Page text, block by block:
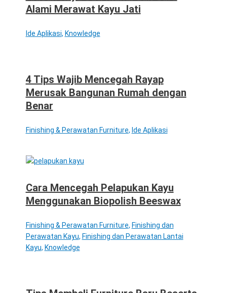
Alami Merawat Kayu Jati
Ide Aplikasi, Knowledge
4 Tips Wajib Mencegah Rayap
Merusak Bangunan Rumah dengan
Benar
Finishing & Perawatan Furniture, Ide Aplikasi
Cara Mencegah Pelapukan Kayu
Menggunakan Biopolish Beeswax
Finishing & Perawatan Furniture, Finishing dan
Perawatan Kayu, Finishing dan Perawatan Lantai
Kayu, Knowledge